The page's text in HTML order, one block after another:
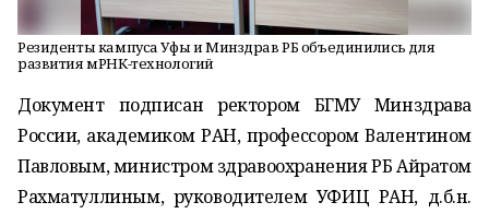
Резиденты кампуса Уфы и Минздрав РБ объединились для
развития мРНК-технологий
Документ подписан ректором БГМУ Минздрава
России, академиком РАН, профессором Валентином
Павловым, министром здравоохранения РБ Айратом
Рахматуллиным, руководителем УФИЦ РАН, д.б.н.